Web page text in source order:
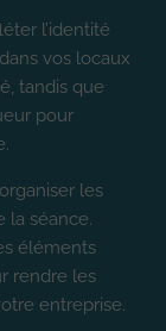
l’identité
dans vos locaux
tandis que
pour
les
la séance.
éléments
rendre les
entreprise.